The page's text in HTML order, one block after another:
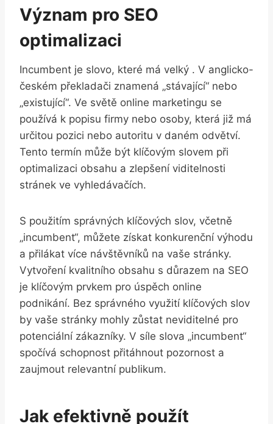
Význam⁣ pro SEO‍
optimalizaci
Incumbent ‌je slovo, které má velký . V anglicko-
českém překladači znamená „stávající“ nebo
„existující“. Ve světě online⁤ marketingu se
používá k‌ popisu firmy nebo osoby, která již má
určitou pozici nebo autoritu v daném odvětví.
Tento termín může být⁣ klíčovým slovem⁣ při‍
optimalizaci obsahu ⁣a‌ zlepšení viditelnosti
stránek ve vyhledávačích.
S použitím správných klíčových slov, ⁣včetně
„incumbent“, můžete získat konkurenční výhodu
a přilákat ‌více návštěvníků na vaše ​stránky.
Vytvoření kvalitního obsahu s důrazem na SEO
je klíčovým prvkem pro úspěch ⁤online
podnikání. Bez správného využití klíčových slov⁤
by vaše stránky mohly zůstat neviditelné⁤ pro
potenciální zákazníky. V ⁤síle slova „incumbent“
spočívá schopnost ‌přitáhnout pozornost a
zaujmout relevantní publikum.
Jak efektivně použít